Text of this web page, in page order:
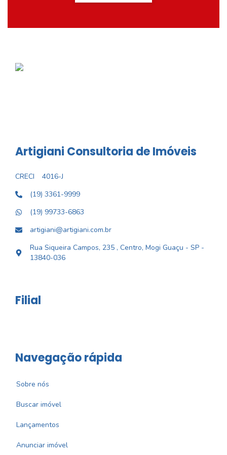
Artigiani Consultoria de Imóveis
CRECI
4016-J
(19) 3361-9999
(19) 99733-6863
artigiani@artigiani.com.br
Rua Siqueira Campos, 235 , Centro, Mogi Guaçu - SP -
13840-036
Filial
Navegação rápida
Sobre nós
Buscar imóvel
Lançamentos
Anunciar imóvel